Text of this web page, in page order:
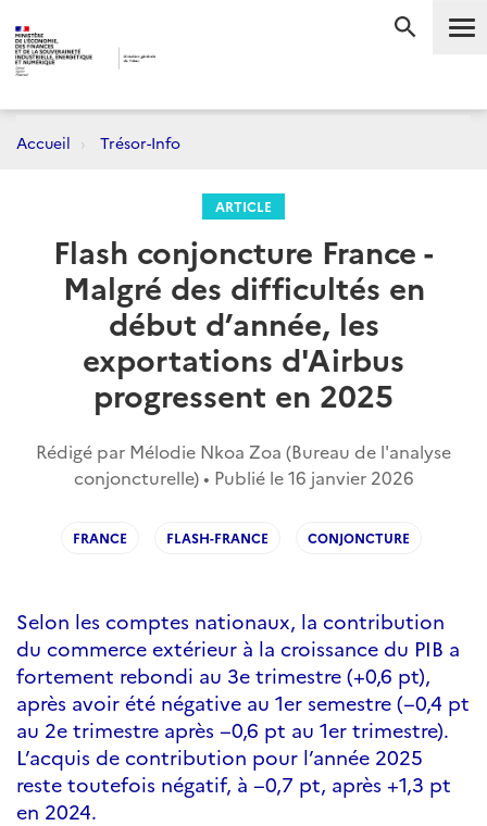
Accueil Trésor-Info
ARTICLE
Flash conjoncture France -
Malgré des difficultés en
début d’année, les
exportations d'Airbus
progressent en 2025
Rédigé par Mélodie Nkoa Zoa (Bureau de l'analyse
conjoncturelle) • Publié le16 janvier 2026
FRANCE FLASH-FRANCE CONJONCTURE
Selon les comptes nationaux, la contribution
du commerce extérieur à la croissance du PIB a
fortement rebondi au 3e trimestre (+0,6 pt),
après avoir été négative au 1er semestre (−0,4 pt
au 2e trimestre après −0,6 pt au 1er trimestre).
L’acquis de contribution pour l’année 2025
reste toutefois négatif, à −0,7 pt, après +1,3 pt
en 2024.